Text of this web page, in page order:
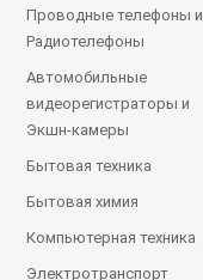
Проводные телефоны и
Радиотелефоны
Автомобильные
видеорегистраторы и
Экшн-камеры
Бытовая техника
Бытовая химия
Компьютерная техника
Электротранспорт